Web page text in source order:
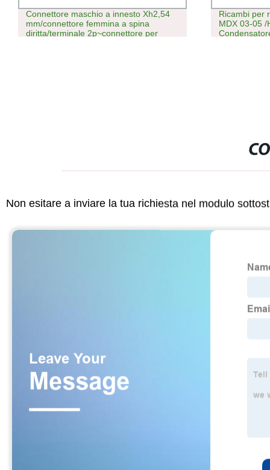
Connettore maschio a innesto Xh2,54
mm/connettore femmina a spina
diritta/terminale 2p~connettore per
Ricambi per
MDX 03-05 /
Non esitare a inviare la tua richiesta nel modulo